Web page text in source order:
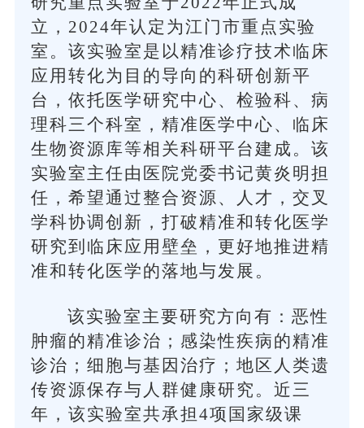
立，2024年认定为江门市重点实验
室。该实验室是以精准诊疗技术临床
应用转化为目的导向的科研创新平
台，依托医学研究中心、检验科、病
理科三个科室，精准医学中心、临床
生物资源库等相关科研平台建成。该
实验室主任由医院党委书记黄炎明担
任，希望通过整合资源、人才，交叉
学科协调创新，打破精准和转化医学
研究到临床应用壁垒，更好地推进精
准和转化医学的落地与发展。
该实验室主要研究方向有：恶性
肿瘤的精准诊治；感染性疾病的精准
诊治；细胞与基因治疗；地区人类遗
传资源保存与人群健康研究。近三
年，该实验室共承担4项国家级课